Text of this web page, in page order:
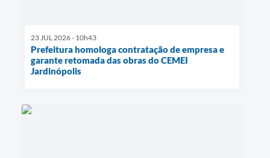
23 JUL 2026 - 10h43
Prefeitura homologa contratação de empresa e
garante retomada das obras do CEMEI
Jardinópolis